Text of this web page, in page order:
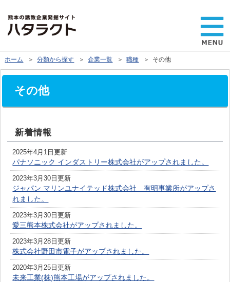
ホーム ＞分類から探す ＞企業一覧 ＞職種 ＞ その他
その他
新着情報
2025年4月1日更新
パナソニック インダストリー株式会社がアップされました。
2023年3月30日更新
ジャパン マリンユナイテッド株式会社 有明事業所がアップさ
れました。
2023年3月30日更新
愛三熊本株式会社がアップされました。
2023年3月28日更新
株式会社野田市電子がアップされました。
2020年3月25日更新
未来工業(株)熊本工場がアップされました。